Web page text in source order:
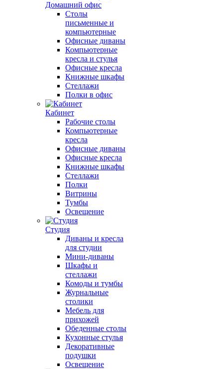
Домашний офис
Столы
письменные и
компьютерные
Офисные диваны
Компьютерные
кресла и стулья
Офисные кресла
Книжные шкафы
Стеллажи
Полки в офис
Кабинет
Рабочие столы
Компьютерные
кресла
Офисные диваны
Офисные кресла
Книжные шкафы
Стеллажи
Полки
Витрины
Тумбы
Освещение
Студия
Диваны и кресла
для студии
Мини-диваны
Шкафы и
стеллажи
Комоды и тумбы
Журнальные
столики
Мебель для
прихожей
Обеденные столы
Кухонные стулья
Декоративные
подушки
Освещение